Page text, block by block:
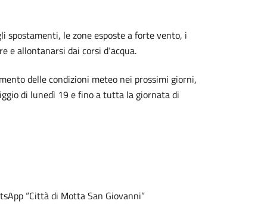
spostamenti, le zone esposte a forte vento, i
e allontanarsi dai corsi d‘acqua.
delle condizioni meteo nei prossimi giorni,
di lunedì 19 e fino a tutta la giornata di
“Città di Motta San Giovanni”